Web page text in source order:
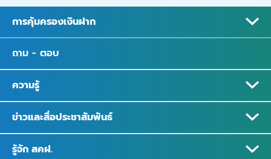
การคุ้มครองเงินฝาก
ถาม - ตอบ
ความรู้
ข่าวและสื่อประชาสัมพันธ์
รู้จัก สคฝ.